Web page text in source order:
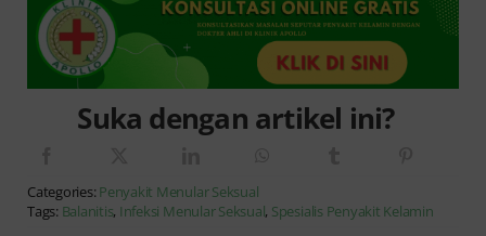
Suka dengan artikel ini?
Categories: Penyakit Menular Seksual
Tags: Balanitis, Infeksi Menular Seksual, Spesialis Penyakit Kelamin